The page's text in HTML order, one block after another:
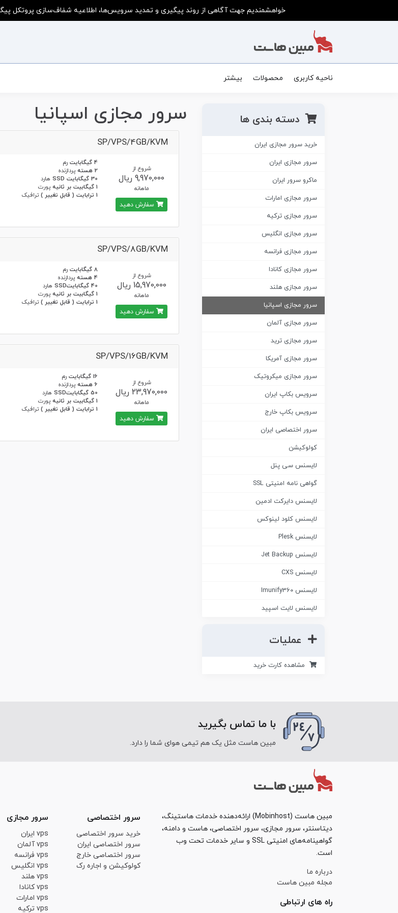
خواهشمندیم جهت آگاهی از روند پیگیری و تمدید سرویس‌ها، اطلاعیه شفاف‌سازی پروتکل
ناحیه کاربری محصولات بیشتر
دسته بندی ها
خرید سرور مجازی ایران
سرور مجازی ایران
ماکرو سرور ایران
سرور مجازی امارات
سرور مجازی ترکیه
سرور مجازی انگلیس
سرور مجازی فرانسه
سرور مجازی کانادا
سرور مجازی هلند
سرور مجازی اسپانیا
سرور مجازی آلمان
سرور مجازی ترید
سرور مجازی آمریکا
سرور مجازی میکروتیک
سرویس بکاپ ایران
سرویس بکاپ خارج
سرور اختصاصی ایران
کولوکیشن
لایسنس سی پنل
گواهی نامه امنیتی SSL
لایسنس دایرکت ادمین
لایسنس کلود لینوکس
لایسنس Plesk
لایسنس Jet Backup
لایسنس CXS
لایسنس Imunify360
لایسنس لایت اسپید
عملیات
مشاهده کارت خرید
سرور مجازی اسپانیا
SP/VPS/4GB/KVM
4 گیگابایت
رم
2 هسته
پردازنده
30 گیگابایت SSD
هارد
1 گیگابیت بر ثانیه
پورت
1 ترابایت ( قابل تغییر )
ترافیک
شروع از
9,970,000 ریال
ماهانه
سفارش دهید
SP/VPS/8GB/KVM
8 گیگابایت
رم
4 هسته
پردازنده
40 گیگابایتSSD
هارد
1 گیگابیت بر ثانیه
پورت
1 ترابایت ( قابل تغییر )
ترافیک
شروع از
15,970,000 ریال
ماهانه
سفارش دهید
SP/VPS/16GB/KVM
16 گیگابایت
رم
6 هسته
پردازنده
50 گیگابایتSSD
هارد
1 گیگابیت بر ثانیه
پورت
1 ترابایت ( قابل تغییر )
ترافیک
شروع از
23,970,000 ریال
ماهانه
سفارش دهید
با ما تماس بگیرید
مبین هاست مثل یک هم تیمی هوای شما را دارد.
مبین هاست (Mobinhost) ارائه‌دهنده خدمات هاستینگ،
دیتاسنتر، سرور مجازی، سرور اختصاصی، هاست و دامنه،
گواهینامه‌های امنیتی SSL و سایر خدمات تحت وب
است.
درباره ما
مجله مبین هاست
راه های ارتباطی
سرور اختصاصی
خرید سرور اختصاصی
سرور اختصاصی ایران
سرور اختصاصی خارج
کولوکیشن و اجاره رک
سرور مجازی
vps ایران
vps آلمان
vps فرانسه
vps انگلیس
vps هلند
vps کانادا
vps امارات
vps ترکیه